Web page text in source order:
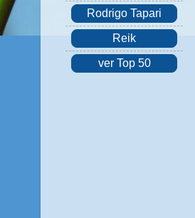
Rodrigo Tapari
Reik
ver Top 50